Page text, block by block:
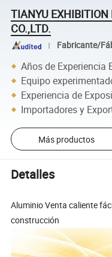
TIANYU
CO.,LTD.
Fabricante/
Años de Experiencia
Equipo
Experiencia de
Importadores y
Más productos
Detalles
Aluminio Venta caliente
construcción